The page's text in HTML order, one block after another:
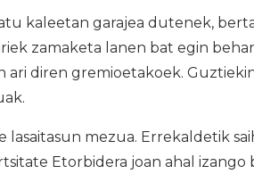
kaleetan garajea dutenek,
zamaketa lanen bat egin
ari diren gremioetakoek.
mezua. Errekaldetik
Etorbidera joan ahal izango